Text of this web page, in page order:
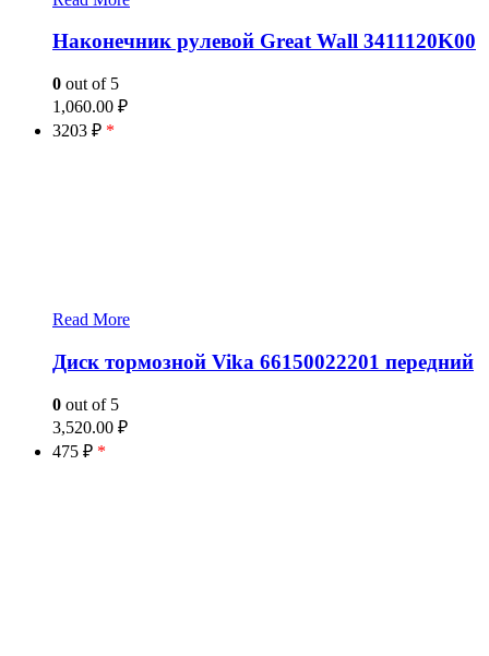
Наконечник рулевой Great Wall 3411120K00
0 out of 5
1,060.00 ₽
3203 ₽ *
Read More
Диск тормозной Vika 66150022201 передний
0 out of 5
3,520.00 ₽
475 ₽ *